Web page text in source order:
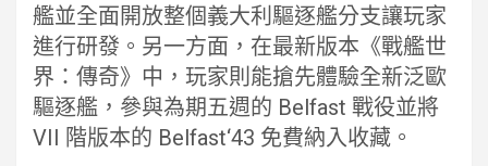
艦並全面開放整個義大利驅逐艦分支讓玩家
進行研發。另一方面，在最新版本《戰艦世
界：傳奇》中，玩家則能搶先體驗全新泛歐
驅逐艦，參與為期五週的 Belfast 戰役並將
VII 階版本的 Belfast‘43 免費納入收藏。